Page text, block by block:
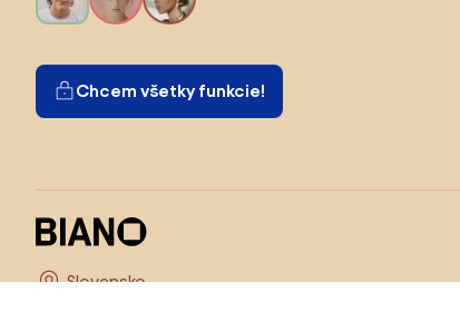
Chcem všetky funkcie!